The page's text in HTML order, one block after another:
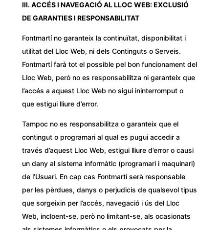
III. ACCÉS I NAVEGACIÓ AL LLOC WEB: EXCLUSIÓ
DE GARANTIES I RESPONSABILITAT
Fontmartí no garanteix la continuïtat, disponibilitat i
utilitat del Lloc Web, ni dels Continguts o Serveis.
Fontmartí farà tot el possible pel bon funcionament del
Lloc Web, però no es responsabilitza ni garanteix que
l’accés a aquest Lloc Web no sigui ininterromput o
que estigui lliure d’error.
Tampoc no es responsabilitza o garanteix que el
contingut o programari al qual es pugui accedir a
través d’aquest Lloc Web, estigui lliure d’error o causi
un dany al sistema informàtic (programari i maquinari)
de l’Usuari. En cap cas Fontmartí serà responsable
per les pèrdues, danys o perjudicis de qualsevol tipus
que sorgeixin per l’accés, navegació i ús del Lloc
Web, incloent-se, però no limitant-se, als ocasionats